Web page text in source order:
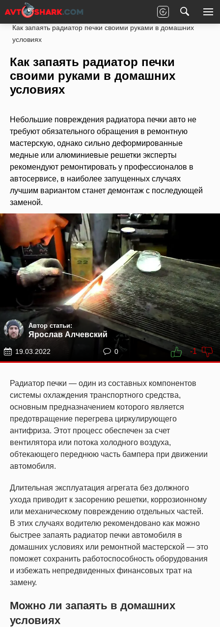
Главная Статьи
Как запаять радиатор печки своими руками в домашних
условиях
Как запаять радиатор печки
своими руками в домашних
условиях
Небольшие повреждения радиатора печки авто не
требуют обязательного обращения в ремонтную
мастерскую, однако сильно деформированные
медные или алюминиевые решетки эксперты
рекомендуют ремонтировать у профессионалов в
автосервисе, в наиболее запущенных случаях
лучшим вариантом станет демонтаж с последующей
заменой.
Автор статьи:
Ярослав Алчевский
19.03.2022 0 -1
Радиатор печки — один из составных компонентов
системы охлаждения транспортного средства,
основным предназначением которого является
предотвращение перегрева циркулирующего
антифриза. Этот процесс обеспечен за счет
вентилятора или потока холодного воздуха,
обтекающего переднюю часть бампера при движении
автомобиля.
Длительная эксплуатация агрегата без должного
ухода приводит к засорению решетки, коррозионному
или механическому повреждению отдельных частей.
В этих случаях водителю рекомендовано как можно
быстрее запаять радиатор печки автомобиля в
домашних условиях или ремонтной мастерской — это
поможет сохранить работоспособность оборудования
и избежать непредвиденных финансовых трат на
замену.
Можно ли запаять в домашних
условиях